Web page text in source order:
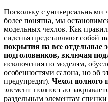
Поскольку с универсальными
более понятна, мы
модельных чехлов. Как
сиденья представляют собой
покрытия на все отдельные
подголовников, включая
исключения по моделям,
особенностями салона, но об
предупредят). Чехол полного
элемент, полностью
раздельным элементам спинки